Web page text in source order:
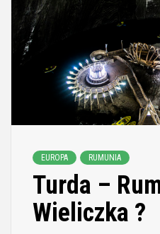
EUROPA RUMUNIA
Turda –
Wieliczka ?